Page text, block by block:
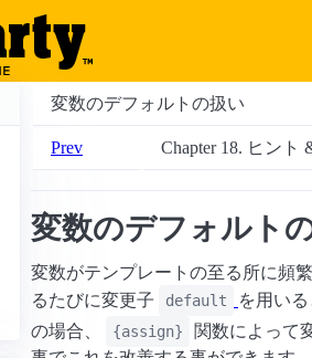
変数のデフォルトの扱い
Prev Chapter 18. ヒント
変数のデフォルト
変数がテンプレートの至る所に頻
るたびに変更子
default
を用い
の場合、
{assign}
関数によって